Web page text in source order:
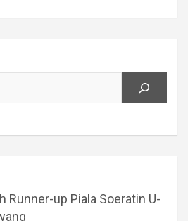
Runner-up Piala Soeratin U-